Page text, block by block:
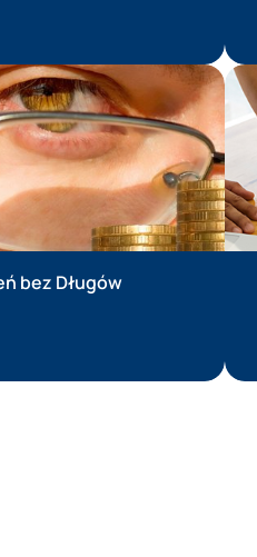
bez Długów